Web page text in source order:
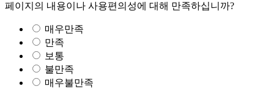
페이지의 내용이나 사용편의성에 대해 만족하십니까?
매우만족
만족
보통
불만족
매우불만족